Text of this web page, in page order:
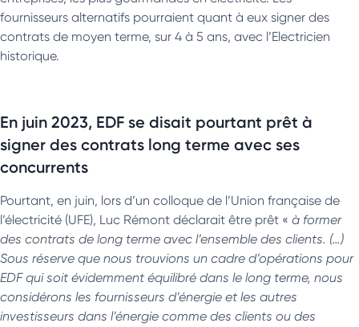
fournisseurs alternatifs pourraient quant à eux signer des
contrats de moyen terme, sur 4 à 5 ans, avec l’Electricien
historique.
En juin 2023, EDF se disait pourtant prêt à
signer des contrats long terme avec ses
concurrents
Pourtant, en juin, lors d’un colloque de l’Union française de
l’électricité (UFE), Luc Rémont déclarait être prêt « à former
des contrats de long terme avec l’ensemble des clients. (…)
Sous réserve que nous trouvions un cadre d’opérations pour
EDF qui soit évidemment équilibré dans le long terme, nous
considérons les fournisseurs d’énergie et les autres
investisseurs dans l’énergie comme des clients ou des